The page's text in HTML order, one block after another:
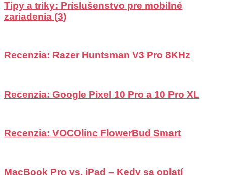
Tipy a triky: Príslušenstvo pre mobilné
zariadenia (3)
Recenzia: Razer Huntsman V3 Pro 8KHz
Recenzia: Google Pixel 10 Pro a 10 Pro XL
Recenzia: VOCOlinc FlowerBud Smart
MacBook Pro vs. iPad – Kedy sa oplatí